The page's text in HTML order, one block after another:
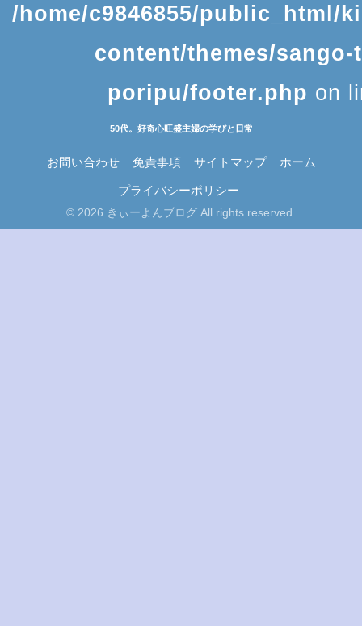
/home/c9846855/public_html/
content/themes/sango-
poripu/footer.php on
50代。好奇心旺盛主婦の学びと日常
お問い合わせ 免責事項 サイトマップ ホーム
プライバシーポリシー
© 2026 きぃーよんブログ All rights reserved.